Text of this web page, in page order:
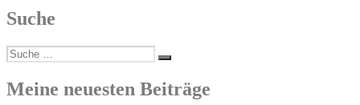
Suche
Suche
nach:
Suchen
Meine neuesten Beiträge